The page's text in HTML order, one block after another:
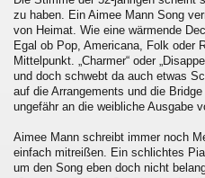
zu haben. Ein Aimee Mann Song
von Heimat. Wie eine wärmende
Egal ob Pop, Americana, Folk oder
Mittelpunkt. „Charmer“ oder
und doch schwebt da auch etwas
auf die Arrangements und die
ungefähr an die weibliche Ausgabe
Aimee Mann schreibt immer noch
einfach mitreißen. Ein schlichtes
um den Song eben doch nicht